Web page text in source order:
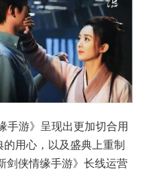
手游》呈现出更加切合用
的用心，以及盛典上重制
剑侠情缘手游》长线运营